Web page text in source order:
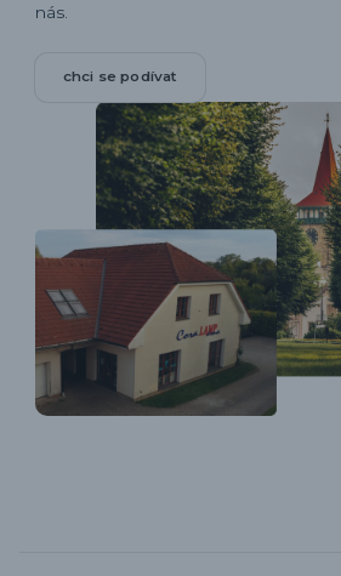
nás.
chci se podívat